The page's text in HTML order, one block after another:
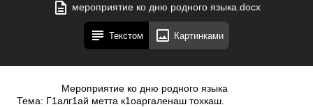
мероприятие ко дню родного языка.docx
Текстом Картинками
Мероприятие ко дню родного языка
Тема: Г1алг1ай метта к1оаргаленаш тохкаш.